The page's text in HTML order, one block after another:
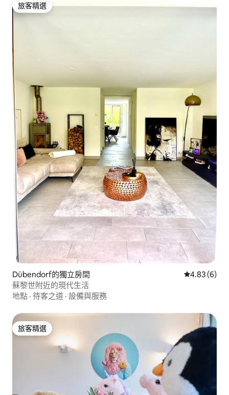
旅客精選
旅客精選
Dübendorf的獨立房間 從 6 則評價
4.83 (6)
蘇黎世附近的現代生活
地點 · 待客之道 · 設備與服務
旅客精選
旅客精選